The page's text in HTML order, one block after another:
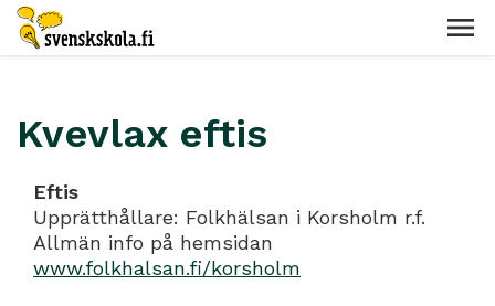
Kvevlax eftis
Eftis
Upprätthållare: Folkhälsan i Korsholm r.f.
Allmän info på hemsidan
www.folkhalsan.fi/korsholm